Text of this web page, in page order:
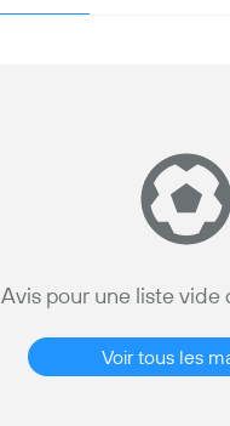
Avis pour une liste vide
Voir tous les